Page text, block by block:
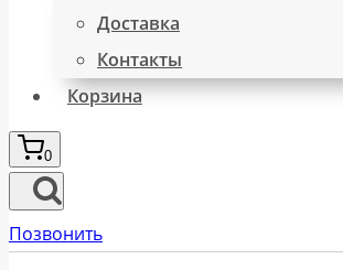
Доставка
Контакты
Корзина
0
Позвонить